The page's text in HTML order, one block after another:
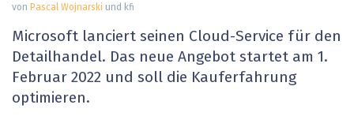
von Pascal Wojnarski und kfi
Microsoft lanciert seinen Cloud-Service für den
Detailhandel. Das neue Angebot startet am 1.
Februar 2022 und soll die Kauferfahrung
optimieren.